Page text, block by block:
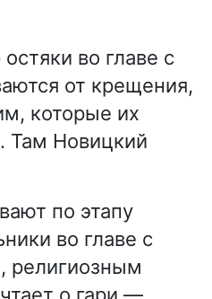
во главе с
от крещения,
которые их
Там Новицкий
по этапу
во главе с
религиозным
о гари —